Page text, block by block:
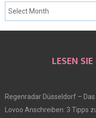
LESEN
Regenradar Düsseldorf –
Lovoo Anschreiben: 3 Tipps